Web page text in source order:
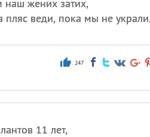
наш жених затих,
пляс веди, пока мы не украли.
247
11 лет,